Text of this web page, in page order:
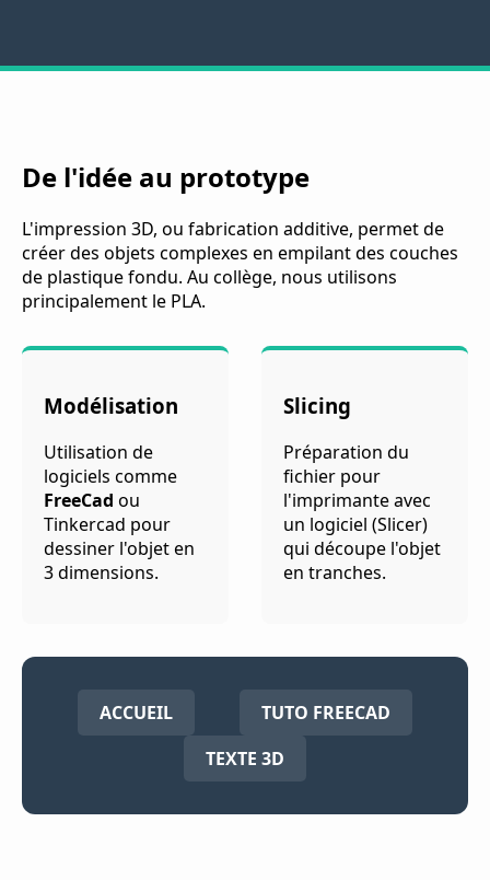
De l'idée au prototype
L'impression 3D, ou fabrication additive, permet de
créer des objets complexes en empilant des couches
de plastique fondu. Au collège, nous utilisons
principalement le PLA.
Modélisation
Utilisation de
logiciels comme
FreeCad ou
Tinkercad pour
dessiner l'objet en
3 dimensions.
Slicing
Préparation du
fichier pour
l'imprimante avec
un logiciel (Slicer)
qui découpe l'objet
en tranches.
ACCUEIL
TUTO FREECAD
TEXTE 3D